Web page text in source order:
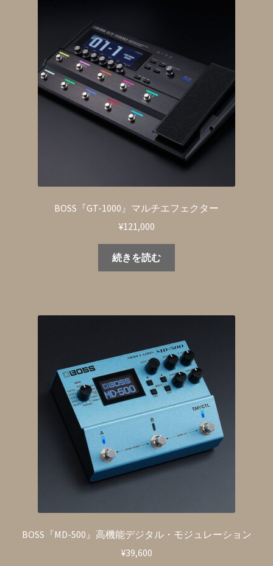
BOSS『GT-1000』マルチエフェクター
¥121,000
続きを読む
BOSS『MD-500』高機能デジタル・モジュレーション
¥39,600